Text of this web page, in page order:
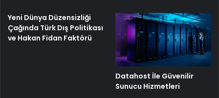
Yeni Dünya Düzensizliği
Çağında Türk Dış Politikası
ve Hakan Fidan Faktörü
Datahost İle Güvenilir
Sunucu Hizmetleri